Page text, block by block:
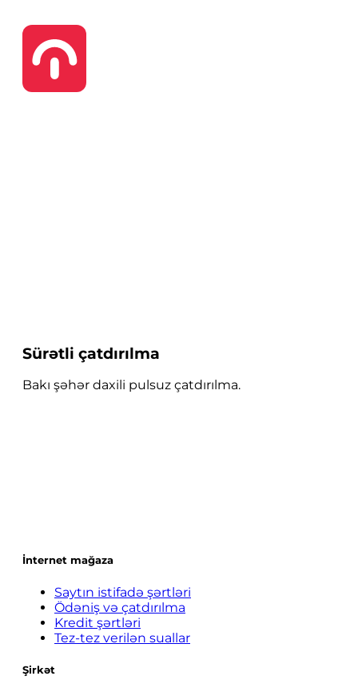
Sürətli çatdırılma
Bakı şəhər daxili pulsuz çatdırılma.
İnternet mağaza
Saytın istifadə şərtləri
Ödəniş və çatdırılma
Kredit şərtləri
Tez-tez verilən suallar
Şirkət